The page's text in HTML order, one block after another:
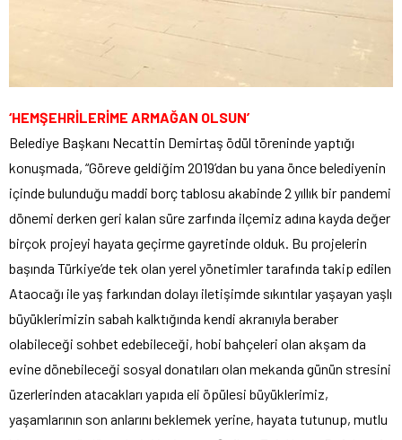
‘HEMŞEHRİLERİME ARMAĞAN OLSUN’
Belediye Başkanı Necattin Demirtaş ödül töreninde yaptığı
konuşmada, “Göreve geldiğim 2019’dan bu yana önce belediyenin
içinde bulunduğu maddi borç tablosu akabinde 2 yıllık bir pandemi
dönemi derken geri kalan süre zarfında ilçemiz adına kayda değer
birçok projeyi hayata geçirme gayretinde olduk. Bu projelerin
başında Türkiye’de tek olan yerel yönetimler tarafında takip edilen
Ataocağı ile yaş farkından dolayı iletişimde sıkıntılar yaşayan yaşlı
büyüklerimizin sabah kalktığında kendi akranıyla beraber
olabileceği sohbet edebileceği, hobi bahçeleri olan akşam da
evine dönebileceği sosyal donatıları olan mekanda günün stresini
üzerlerinden atacakları yapıda eli öpülesi büyüklerimiz,
yaşamlarının son anlarını beklemek yerine, hayata tutunup, mutlu